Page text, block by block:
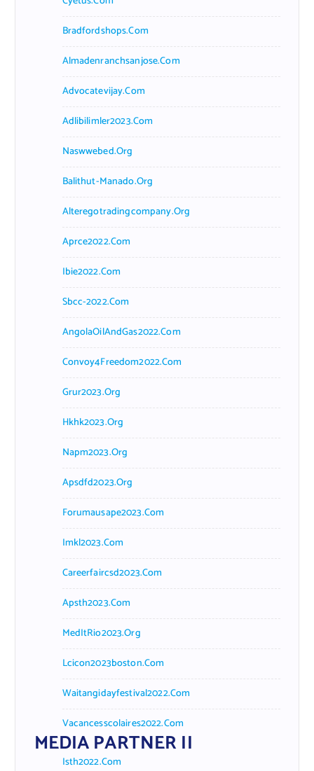
Bradfordshops.com
Almadenranchsanjose.com
Advocatevijay.com
Adlibilimler2023.com
Naswwebed.org
Balithut-Manado.org
Alteregotradingcompany.org
Aprce2022.com
Ibie2022.com
Sbcc-2022.com
AngolaOilAndGas2022.com
Convoy4Freedom2022.com
Grur2023.org
Hkhk2023.org
Napm2023.org
Apsdfd2023.org
Forumausape2023.com
Imkl2023.com
Careerfaircsd2023.com
Apsth2023.com
MedItRio2023.org
Lcicon2023boston.com
Waitangidayfestival2022.com
Vacancesscolaires2022.com
MEDIA PARTNER II
Isth2022.com